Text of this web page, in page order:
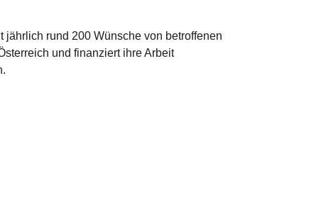
jährlich rund 200 Wünsche von betroffenen
und finanziert ihre Arbeit